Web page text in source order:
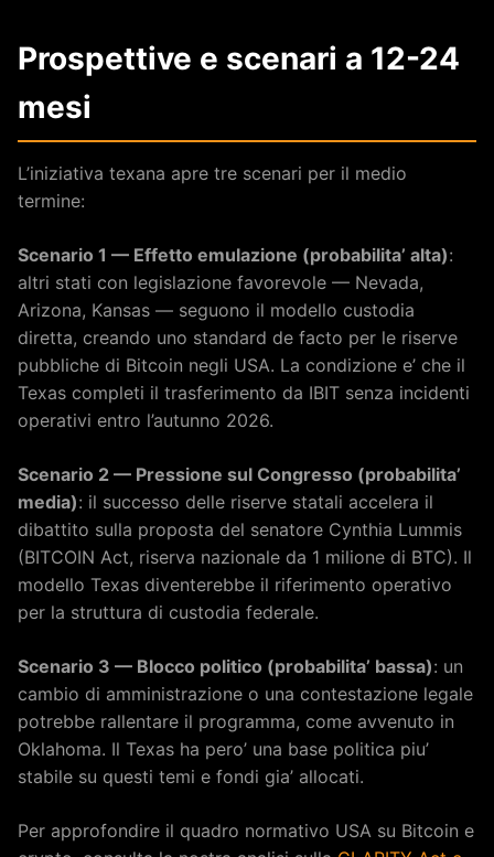
Prospettive e scenari a 12-24
mesi
L’iniziativa texana apre tre scenari per il medio
termine:
Scenario 1 — Effetto emulazione (probabilita’ alta):
altri stati con legislazione favorevole — Nevada,
Arizona, Kansas — seguono il modello custodia
diretta, creando uno standard de facto per le riserve
pubbliche di Bitcoin negli USA. La condizione e’ che il
Texas completi il trasferimento da IBIT senza incidenti
operativi entro l’autunno 2026.
Scenario 2 — Pressione sul Congresso (probabilita’
media): il successo delle riserve statali accelera il
dibattito sulla proposta del senatore Cynthia Lummis
(BITCOIN Act, riserva nazionale da 1 milione di BTC). Il
modello Texas diventerebbe il riferimento operativo
per la struttura di custodia federale.
Scenario 3 — Blocco politico (probabilita’ bassa): un
cambio di amministrazione o una contestazione legale
potrebbe rallentare il programma, come avvenuto in
Oklahoma. Il Texas ha pero’ una base politica piu’
stabile su questi temi e fondi gia’ allocati.
Per approfondire il quadro normativo USA su Bitcoin e